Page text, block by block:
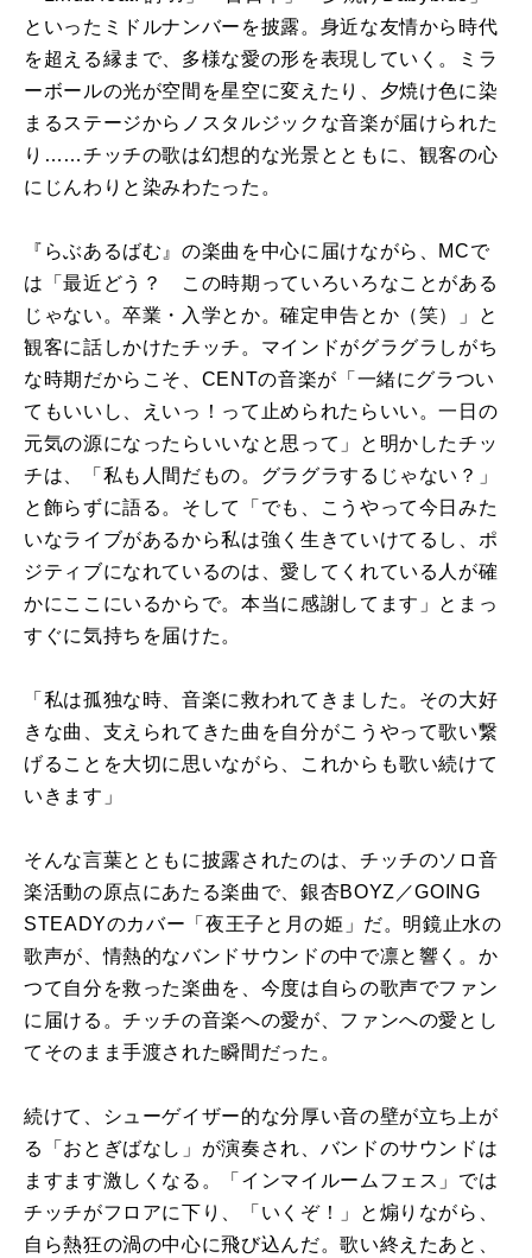
といったミドルナンバーを披露。身近な友情から時代
を超える縁まで、多様な愛の形を表現していく。ミラ
ーボールの光が空間を星空に変えたり、夕焼け色に染
まるステージからノスタルジックな音楽が届けられた
り……チッチの歌は幻想的な光景とともに、観客の心
にじんわりと染みわたった。
『らぶあるばむ』の楽曲を中心に届けながら、MCで
は「最近どう？ この時期っていろいろなことがある
じゃない。卒業・入学とか。確定申告とか（笑）」と
観客に話しかけたチッチ。マインドがグラグラしがち
な時期だからこそ、CENTの音楽が「一緒にグラつい
てもいいし、えいっ！って止められたらいい。一日の
元気の源になったらいいなと思って」と明かしたチッ
チは、「私も人間だもの。グラグラするじゃない？」
と飾らずに語る。そして「でも、こうやって今日みた
いなライブがあるから私は強く生きていけてるし、ポ
ジティブになれているのは、愛してくれている人が確
かにここにいるからで。本当に感謝してます」とまっ
すぐに気持ちを届けた。
「私は孤独な時、音楽に救われてきました。その大好
きな曲、支えられてきた曲を自分がこうやって歌い繋
げることを大切に思いながら、これからも歌い続けて
いきます」
そんな言葉とともに披露されたのは、チッチのソロ音
楽活動の原点にあたる楽曲で、銀杏BOYZ／GOING
STEADYのカバー「夜王子と月の姫」だ。明鏡止水の
歌声が、情熱的なバンドサウンドの中で凛と響く。か
つて自分を救った楽曲を、今度は自らの歌声でファン
に届ける。チッチの音楽への愛が、ファンへの愛とし
てそのまま手渡された瞬間だった。
続けて、シューゲイザー的な分厚い音の壁が立ち上が
る「おとぎばなし」が演奏され、バンドのサウンドは
ますます激しくなる。「インマイルームフェス」では
チッチがフロアに下り、「いくぞ！」と煽りながら、
自ら熱狂の渦の中心に飛び込んだ。歌い終えたあと、